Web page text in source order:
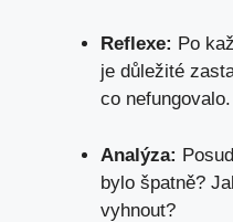
Reflexe: Po
je důležité
co nefungovalo.
Analýza:
bylo špatně?
vyhnout?